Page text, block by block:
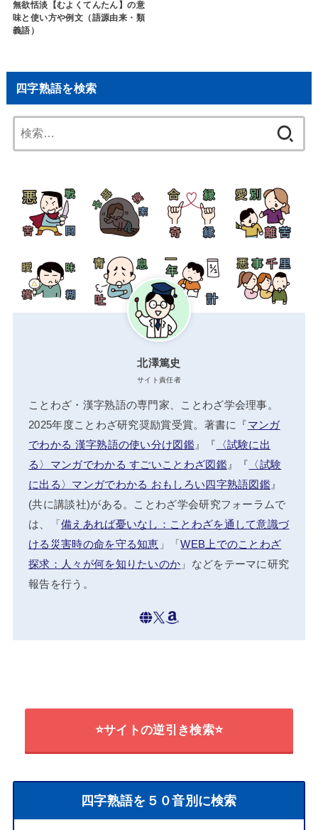
無欲恬淡【むよくてんたん】の意
味と使い方や例文（語源由来・類
義語）
四字熟語を検索
索:
北澤篤史
サイト責任者
ことわざ・漢字熟語の専門家、ことわざ学会理事。
2025年度ことわざ研究奨励賞受賞。著書に『マンガ
でわかる 漢字熟語の使い分け図鑑』『 〈試験に出
る〉マンガでわかる すごいことわざ図鑑』『 〈試験
に出る〉マンガでわかる おもしろい四字熟語図鑑 』
(共に講談社)がある。ことわざ学会研究フォーラムで
は、「備えあれば憂いなし：ことわざを通して意識づ
ける災害時の命を守る知恵 」「WEB上でのことわざ
探求：人々が何を知りたいのか 」などをテーマに研究
報告を行う。
⭐サイトの逆引き検索⭐
四字熟語を５０音別に検索